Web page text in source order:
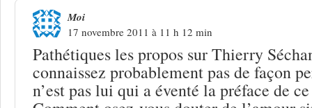
Moi
17 novembre 2011 à 11 h 12 min
Pathétiques les propos sur Thierry
connaissez probablement pas de façon
n’est pas lui qui a éventé la préface de